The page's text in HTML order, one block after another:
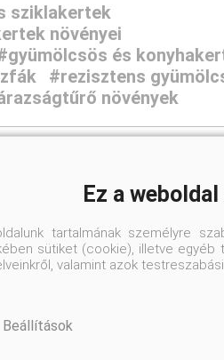
sziklakertek
növényei
és
#rezisztens
növények
Ez a
tartalmának személyre
sütiket (cookie), illetve egyéb
valamint azok
Beállítások